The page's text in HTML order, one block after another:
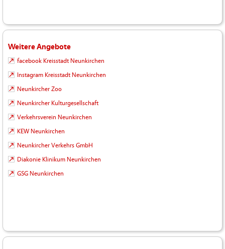
Weitere Angebote
facebook Kreisstadt Neunkirchen
Instagram Kreisstadt Neunkirchen
Neunkircher Zoo
Neunkircher Kulturgesellschaft
Verkehrsverein Neunkirchen
KEW Neunkirchen
Neunkircher Verkehrs GmbH
Diakonie Klinikum Neunkirchen
GSG Neunkirchen